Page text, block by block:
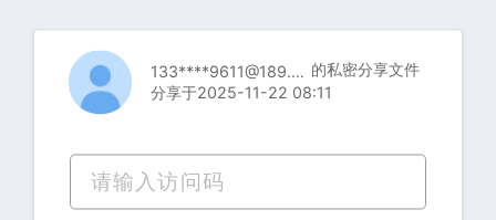
133****9611@189.cn 的私密分享文件
分享于2025-11-22 08:11